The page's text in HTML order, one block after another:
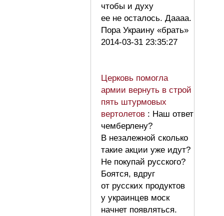
чтобы и духу
ее не осталось. Даааа.
Пора Украину «брать»
2014-03-31 23:35:27
Церковь помогла
армии вернуть в строй
пять штурмовых
вертолетов : Наш ответ
чемберлену?
В незалежной сколько
такие акции уже идут?
Не покупай русского?
Боятся, вдруг
от русских продуктов
у украинцев моск
начнет появляться.